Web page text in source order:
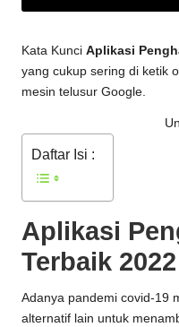
Kata Kunci Aplikasi
yang cukup sering di ketik
mesin telusur Google.
Daftar Isi :
Aplikasi
Terbaik 2022
Adanya pandemi covid-19
alternatif lain untuk